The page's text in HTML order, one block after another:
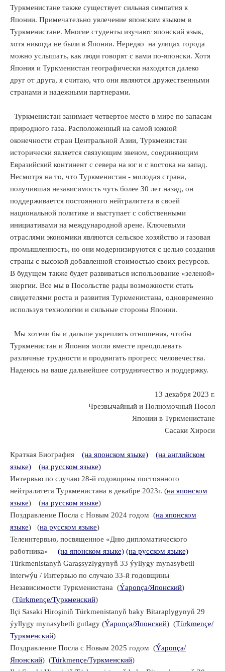
Туркменистане также существует сильная симпатия к
Японии. Примечательно увлечение японским языком в
Туркменистане. Многие студенты изучают японский язык,
хотя никогда не были в Японии. Нередко на улицах города
можно услышать, как люди говорят с вами по-японски. Хотя
Япония и Туркменистан географически находятся далеко
друг от друга, я считаю, что они являются дружественными
странами и надежными партнерами.
Туркменистан занимает четвертое место в мире по запасам
природного газа. Расположенный на самой южной
оконечности стран Центральной Азии, Туркменистан
исторически является связующим звеном, соединяющим
Евразийский континент с севера на юг и с востока на запад.
Несмотря на то, что Туркменистан - молодая страна,
получившая независимость чуть более 30 лет назад, он
поддерживается постоянного нейтралитета в своей
национальной политике и выступает с собственными
инициативами на международной арене. Ключевыми
отраслями экономики являются сельское хозяйство и газовая
промышленность, но они модернизируются с целью создания
страны с высокой добавленной стоимостью своих ресурсов.
В будущем также будет развиваться использование «зеленой»
энергии. Все мы в Посольстве рады возможности стать
свидетелями роста и развития Туркменистана, одновременно
используя технологии и сильные стороны Японии.
Мы хотели бы и дальше укреплять отношения, чтобы
Туркменистан и Япония могли вместе преодолевать
различные трудности и продвигать прогресс человечества.
Надеюсь на ваше дальнейшее сотрудничество и поддержку.
13 декабря 2023 г.
Чрезвычайный и Полномочный Посол
Японии в Туркменистане
Сасаки Хироси
Краткая Биография (на японском языке)
(на английском
языке)
(на русском языке)
Интервью по случаю 28-й годовщины постоянного
нейтралитета Туркменистана в декабре 2023г. (на японском
языке) (на русском языке)
Поздравление Посла с Новым 2024 годом (на японском
языке) (на русском языке)
Телеинтервью, посвященное «Дню дипломатического
работника» (на японском языке) (на русском языке)
Türkmenistanyň Garaşsyzlygynyň 33 ýyllygy mynasybetli
interwýu / Интервью по случаю 33-й годовщины
Независимости Туркменистана (Ýaponça/Японский)
(Türkmençe/Туркменский)
Ilçi Sasaki Hiroşiniň Türkmenistanyň baky Bitaraplygynyň 29
ýyllygy mynasybetli gutlagy (Ýaponça/Японский) (Türkmençe/
Туркменский)
Поздравление Посла с Новым 2025 годом (Ýaponça/
Японский) (Türkmençe/Туркменский)